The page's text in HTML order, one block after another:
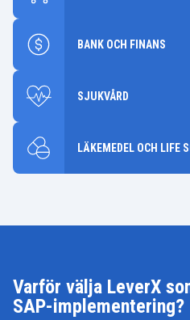
BANK OCH FINANS
SJUKVÅRD
LÄKEMEDEL OCH LIFE
Varför välja LeverX
SAP-implementering?